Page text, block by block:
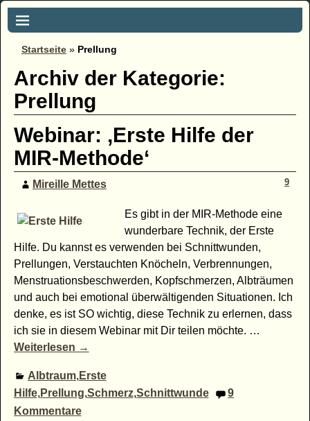
Startseite » Prellung
Archiv der Kategorie:
Prellung
Webinar: ‚Erste Hilfe der
MIR-Methode‘
Mireille Mettes 9
Es gibt in der MIR-Methode eine
wunderbare Technik, der Erste
Hilfe. Du kannst es verwenden bei Schnittwunden,
Prellungen, Verstauchten Knöcheln, Verbrennungen,
Menstruationsbeschwerden, Kopfschmerzen, Albträumen
und auch bei emotional überwältigenden Situationen. Ich
denke, es ist SO wichtig, diese Technik zu erlernen, dass
ich sie in diesem Webinar mit Dir teilen möchte. …
Weiterlesen →
Albtraum, Erste
Hilfe, Prellung,Schmerz,Schnittwunde
9
Kommentare